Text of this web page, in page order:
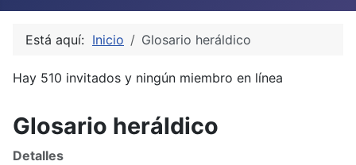
Está aquí: Inicio Glosario heráldico
Hay 510 invitados y ningún miembro en línea
Glosario heráldico
Detalles